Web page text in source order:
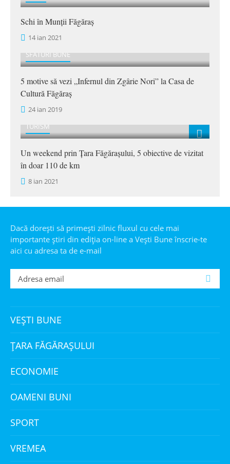
Schi în Munții Făgăraș
14 ian 2021
SFATURI BUNE
5 motive să vezi „Infernul din Zgârie Nori” la Casa de
Cultură Făgăraș
24 ian 2019
TURISM
Un weekend prin Țara Făgărașului, 5 obiective de vizitat
în doar 110 de km
8 ian 2021
Dacă dorești să primești zilnic fluxul cu cele mai
importante știri din ediția on-line a Veşti Bune înscrie-te
aici cu adresa ta de e-mail
VEȘTI BUNE
ȚARA FĂGĂRAȘULUI
ECONOMIE
OAMENI BUNI
SPORT
VREMEA